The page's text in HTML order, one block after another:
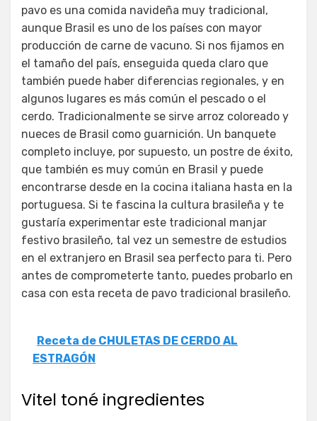
pavo es una comida navideña muy tradicional,
aunque Brasil es uno de los países con mayor
producción de carne de vacuno. Si nos fijamos en
el tamaño del país, enseguida queda claro que
también puede haber diferencias regionales, y en
algunos lugares es más común el pescado o el
cerdo. Tradicionalmente se sirve arroz coloreado y
nueces de Brasil como guarnición. Un banquete
completo incluye, por supuesto, un postre de éxito,
que también es muy común en Brasil y puede
encontrarse desde en la cocina italiana hasta en la
portuguesa. Si te fascina la cultura brasileña y te
gustaría experimentar este tradicional manjar
festivo brasileño, tal vez un semestre de estudios
en el extranjero en Brasil sea perfecto para ti. Pero
antes de comprometerte tanto, puedes probarlo en
casa con esta receta de pavo tradicional brasileño.
Receta de CHULETAS DE CERDO AL
ESTRAGÓN
Vitel toné ingredientes